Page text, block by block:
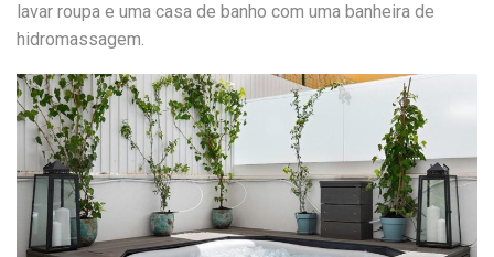
lavar roupa e uma casa de banho com uma banheira de
hidromassagem.